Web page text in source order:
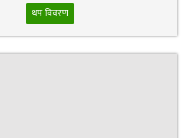
थप विवरण